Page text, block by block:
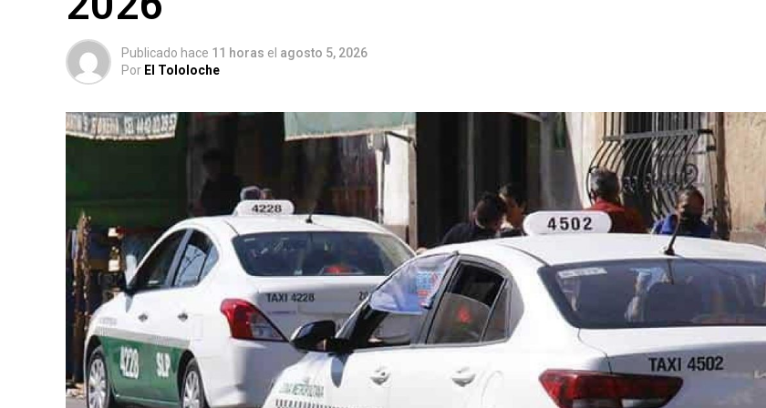
Publicado hace 11 horas el agosto 5, 2026
Por El Tololoche